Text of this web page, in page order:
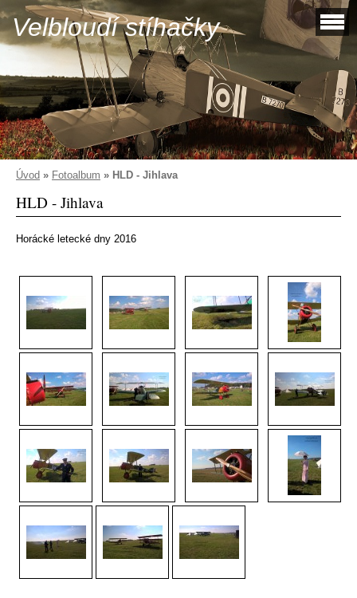
Velbloudí stíhačky
Úvod » Fotoalbum » HLD - Jihlava
HLD - Jihlava
Horácké letecké dny 2016